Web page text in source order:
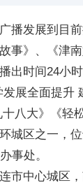
播发展到目
事》、《津
出时间24小
发展全面提升
八大》《轻
城区之一，
事处。
市中心城区